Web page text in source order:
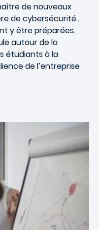
de nouveaux
de cybersécurité…
y être préparées.
autour de la
étudiants à la
de l’entreprise